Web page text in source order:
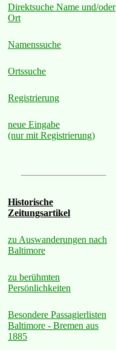
Direktsuche Name und/oder
Ort
Namenssuche
Ortssuche
Registrierung
neue Eingabe
(nur mit Registrierung)
Historische
Zeitungsartikel
zu Auswanderungen nach
Baltimore
zu berühmten
Persönlichkeiten
Besondere Passagierlisten
Baltimore - Bremen aus
1885